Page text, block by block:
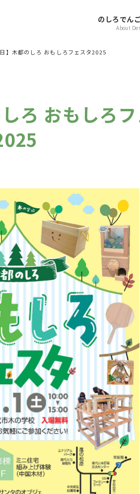
のしろでん
About
日】木都のしろ おもしろフェスタ2025
ろ おもしろ